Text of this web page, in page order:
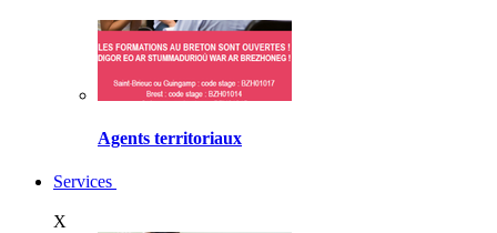
Agents territoriaux
Services
X